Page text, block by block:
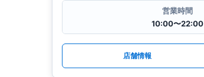
営業時間
10:00〜22:00
店舗情報